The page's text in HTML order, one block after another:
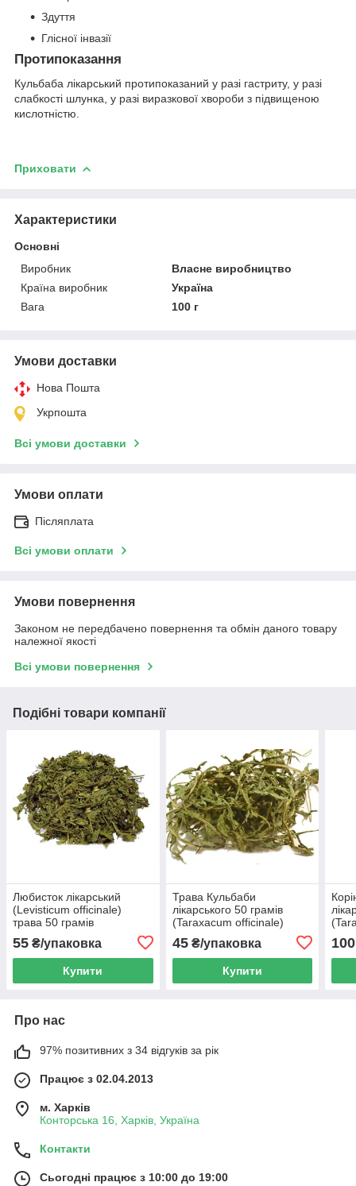
Здуття
Глісної інвазії
Протипоказання
Кульбаба лікарський протипоказаний у разі гастриту, у разі
слабкості шлунка, у разі виразкової хвороби з підвищеною
кислотністю.
Приховати
Характеристики
Основні
Виробник
Власне виробництво
Країна виробник
Україна
Вага
100 г
Умови доставки
Нова Пошта
Укрпошта
Всі умови доставки
Умови оплати
Післяплата
Всі умови оплати
Умови повернення
Законом не передбачено повернення та обмін даного товару
належної якості
Всі умови повернення
Подібні товари компанії
Любисток лікарський
(Levisticum officinale)
трава 50 грамів
55 ₴/упаковка
Купити
Трава Кульбаби
лікарського 50 грамів
(Taraxacum officinale)
45₴/упаковка
Купити
100
Про нас
97% позитивних з 34 відгуків за рік
Працює з 02.04.2013
м. Харків
Конторська 16, Харків, Україна
Контакти
Сьогодні працює з 10:00 до 19:00